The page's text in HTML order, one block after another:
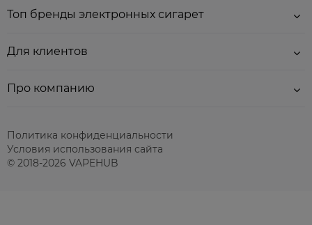
Топ бренды электронных сигарет
Для клиентов
Про компанию
© 2018-2026 VAPEHUB
Политика конфиденциальности
Условия использования сайта